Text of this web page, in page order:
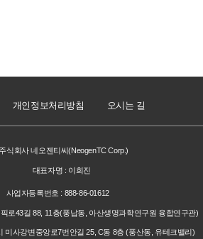
개인정보처리방침 오시는 길
식회사 네오젠티씨(NeogenTC Corp.)
대표자명 : 이희진
사업자등록번호 : 888-86-01612
로43길 88, 11층(풍납동, 아산생명과학연구원 융합연구관)
미사강변중앙로7번안길 25, C동 8층 (풍산동, 유테크밸리)